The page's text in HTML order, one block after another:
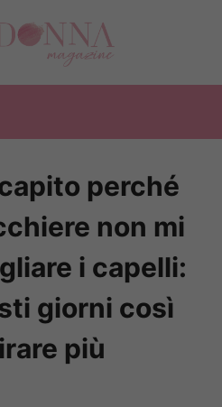
perché
non mi
i capelli:
giorni così
più